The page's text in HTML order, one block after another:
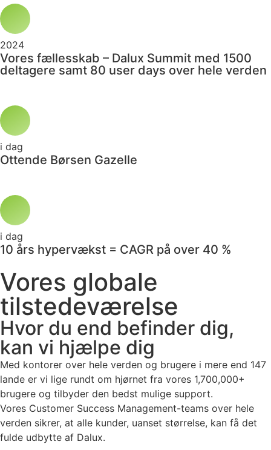
2024
Vores fællesskab – Dalux Summit med 1500
deltagere samt 80 user days over hele verden
i dag
Ottende Børsen Gazelle
i dag
10 års hypervækst = CAGR på over 40 %
Vores globale
tilstedeværelse
Hvor du end befinder dig,
kan vi hjælpe dig
Med kontorer over hele verden og brugere i mere end 147
lande er vi lige rundt om hjørnet fra vores 1,700,000+
brugere og tilbyder den bedst mulige support.
Vores Customer Success Management-teams over hele
verden sikrer, at alle kunder, uanset størrelse, kan få det
fulde udbytte af Dalux.